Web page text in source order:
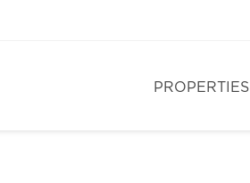
PROPERTIES